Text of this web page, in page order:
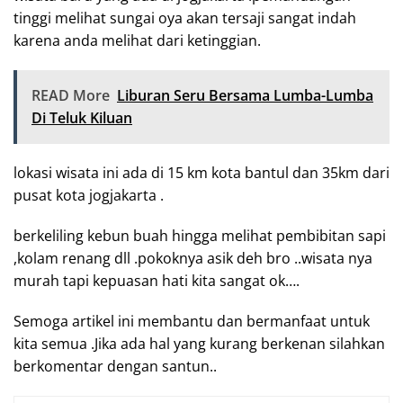
tinggi melihat sungai oya akan tersaji sangat indah
karena anda melihat dari ketinggian.
READ More Liburan Seru Bersama Lumba-Lumba
Di Teluk Kiluan
lokasi wisata ini ada di 15 km kota bantul dan 35km dari
pusat kota jogjakarta .
berkeliling kebun buah hingga melihat pembibitan sapi
,kolam renang dll .pokoknya asik deh bro ..wisata nya
murah tapi kepuasan hati kita sangat ok….
Semoga artikel ini membantu dan bermanfaat untuk
kita semua .Jika ada hal yang kurang berkenan silahkan
berkomentar dengan santun..